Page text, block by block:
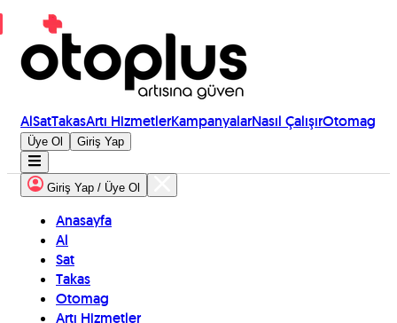
AlSatTakasArtı HizmetlerKampanyalarNasıl ÇalışırOtomag
Üye Ol Giriş Yap
Giriş Yap / Üye Ol
Anasayfa
Al
Sat
Takas
Otomag
Artı Hizmetler